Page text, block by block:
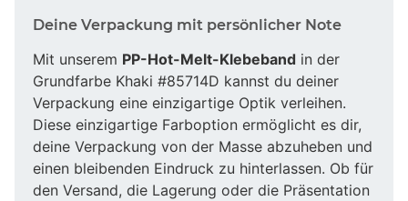
Deine Verpackung mit persönlicher Note
Mit unserem PP-Hot-Melt-Klebeband in der
Grundfarbe Khaki #85714D kannst du deiner
Verpackung eine einzigartige Optik verleihen.
Diese einzigartige Farboption ermöglicht es dir,
deine Verpackung von der Masse abzuheben und
einen bleibenden Eindruck zu hinterlassen. Ob für
den Versand, die Lagerung oder die Präsentation